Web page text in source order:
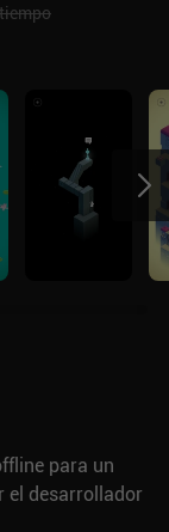
para un
el desarrollador